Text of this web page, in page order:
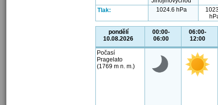
Tlak: 1024.6 hPa
pondělí
10.08.2026
00:00-
06:00
06:00-
12:00
Počasí
Pragelato
(1769 m n. m.)